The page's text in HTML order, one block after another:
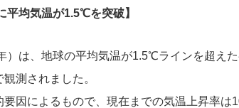
平均気温が1.5℃を突破】
）は、地球の平均気温が1.5℃ラインを超え
測されました。
要因によるもので、現在までの気温上昇率は